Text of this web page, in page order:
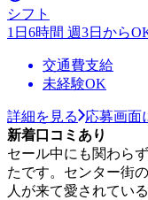
シフト
1日6時間 週3日から
交通費支給
未経験OK
詳細を見る
応募画面
新着口コミあり
セール中にも関わら
たです。センター街
人が来て愛されてい